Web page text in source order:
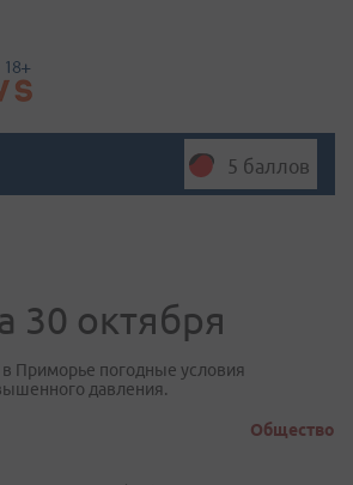
5 баллов
30 октября
в Приморье погодные условия
давления.
Общество